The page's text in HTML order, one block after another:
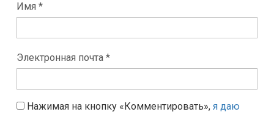
Имя *
Электронная почта *
Нажимая на кнопку «Комментировать», я даю